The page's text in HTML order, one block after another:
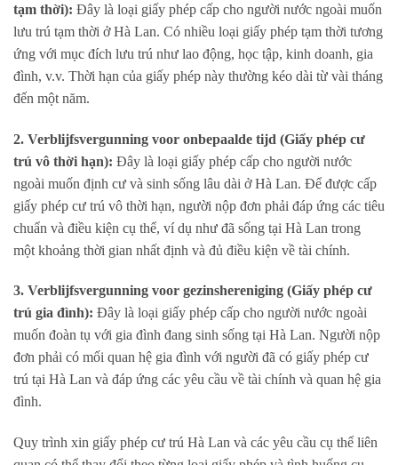
tạm thời): Đây là loại giấy phép cấp cho người nước ngoài muốn
lưu trú tạm thời ở Hà Lan. Có nhiều loại giấy phép tạm thời tương
ứng với mục đích lưu trú như lao động, học tập, kinh doanh, gia
đình, v.v. Thời hạn của giấy phép này thường kéo dài từ vài tháng
đến một năm.
2. Verblijfsvergunning voor onbepaalde tijd (Giấy phép cư
trú vô thời hạn): Đây là loại giấy phép cấp cho người nước
ngoài muốn định cư và sinh sống lâu dài ở Hà Lan. Để được cấp
giấy phép cư trú vô thời hạn, người nộp đơn phải đáp ứng các tiêu
chuẩn và điều kiện cụ thể, ví dụ như đã sống tại Hà Lan trong
một khoảng thời gian nhất định và đủ điều kiện về tài chính.
3. Verblijfsvergunning voor gezinshereniging (Giấy phép cư
trú gia đình): Đây là loại giấy phép cấp cho người nước ngoài
muốn đoàn tụ với gia đình đang sinh sống tại Hà Lan. Người nộp
đơn phải có mối quan hệ gia đình với người đã có giấy phép cư
trú tại Hà Lan và đáp ứng các yêu cầu về tài chính và quan hệ gia
đình.
Quy trình xin giấy phép cư trú Hà Lan và các yêu cầu cụ thể liên